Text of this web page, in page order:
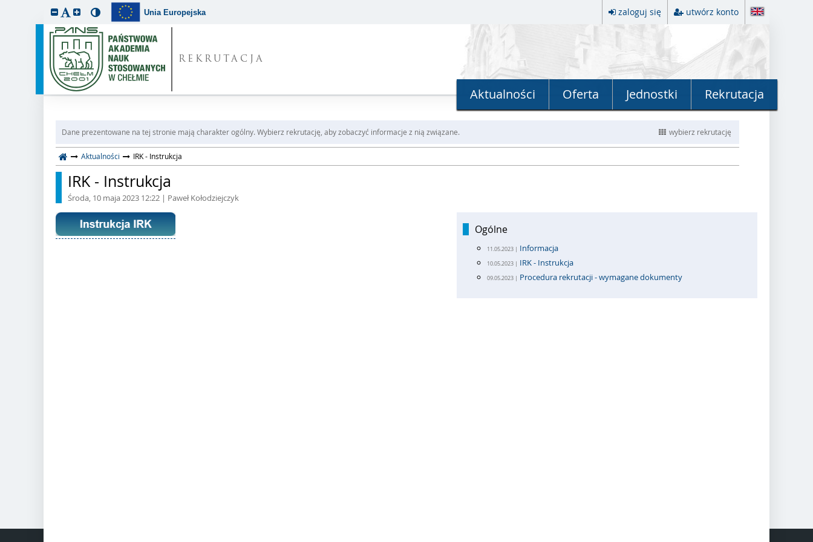
Unia Europejska zaloguj się utwórz konto
REKRUTACJA
Aktualności Oferta Jednostki Rekrutacja
Dane prezentowane na tej stronie mają charakter ogólny. Wybierz rekrutację, aby zobaczyć informacje z nią związane. wybierz rekrutację
Aktualności IRK - Instrukcja
IRK - Instrukcja
Środa, 10 maja 2023 12:22 | Paweł Kołodziejczyk
Ogólne
11.05.2023 | Informacja
10.05.2023 | IRK - Instrukcja
09.05.2023 | Procedura rekrutacji - wymagane dokumenty